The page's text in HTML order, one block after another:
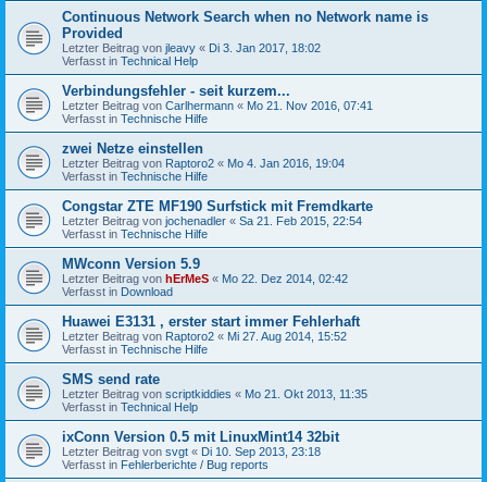
Continuous Network Search when no Network name is
Provided
Letzter Beitrag von jleavy « Di 3. Jan 2017, 18:02
Verfasst in Technical Help
Verbindungsfehler - seit kurzem...
Letzter Beitrag von Carlhermann « Mo 21. Nov 2016, 07:41
Verfasst in Technische Hilfe
zwei Netze einstellen
Letzter Beitrag von Raptoro2 « Mo 4. Jan 2016, 19:04
Verfasst in Technische Hilfe
Congstar ZTE MF190 Surfstick mit Fremdkarte
Letzter Beitrag von jochenadler « Sa 21. Feb 2015, 22:54
Verfasst in Technische Hilfe
MWconn Version 5.9
Letzter Beitrag von hErMeS « Mo 22. Dez 2014, 02:42
Verfasst in Download
Huawei E3131 , erster start immer Fehlerhaft
Letzter Beitrag von Raptoro2 « Mi 27. Aug 2014, 15:52
Verfasst in Technische Hilfe
SMS send rate
Letzter Beitrag von scriptkiddies « Mo 21. Okt 2013, 11:35
Verfasst in Technical Help
ixConn Version 0.5 mit LinuxMint14 32bit
Letzter Beitrag von svgt « Di 10. Sep 2013, 23:18
Verfasst in Fehlerberichte / Bug reports